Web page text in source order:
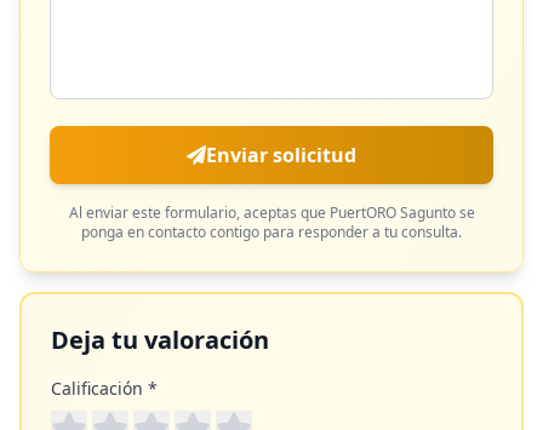
Enviar solicitud
Al enviar este formulario, aceptas que PuertORO Saguntose
ponga en contacto contigo para responder a tu consulta.
Deja tu valoración
Calificación *